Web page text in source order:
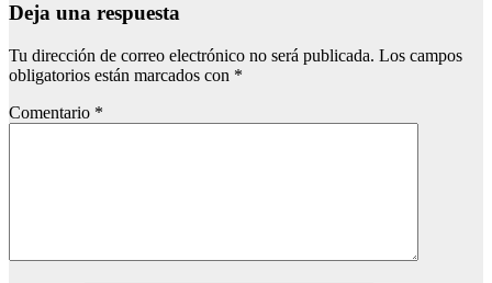
Deja una respuesta
Tu dirección de correo electrónico no será publicada. Los campos
obligatorios están marcados con *
Comentario *